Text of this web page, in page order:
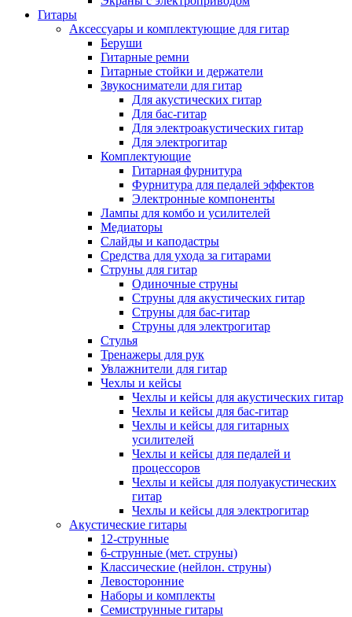
Гитары
Аксессуары и комплектующие для гитар
Беруши
Гитарные ремни
Гитарные стойки и держатели
Звукосниматели для гитар
Для акустических гитар
Для бас-гитар
Для электроакустических гитар
Для электрогитар
Комплектующие
Гитарная фурнитура
Фурнитура для педалей эффектов
Электронные компоненты
Лампы для комбо и усилителей
Медиаторы
Слайды и каподастры
Средства для ухода за гитарами
Струны для гитар
Одиночные струны
Струны для акустических гитар
Струны для бас-гитар
Струны для электрогитар
Стулья
Тренажеры для рук
Увлажнители для гитар
Чехлы и кейсы
Чехлы и кейсы для акустических гитар
Чехлы и кейсы для бас-гитар
Чехлы и кейсы для гитарных
усилителей
Чехлы и кейсы для педалей и
процессоров
Чехлы и кейсы для полуакустических
гитар
Чехлы и кейсы для электрогитар
Акустические гитары
12-струнные
6-струнные (мет. струны)
Классические (нейлон. струны)
Левосторонние
Наборы и комплекты
Семиструнные гитары